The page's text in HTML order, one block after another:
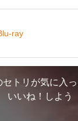
ray
セトリが気に入
いいね！しよう